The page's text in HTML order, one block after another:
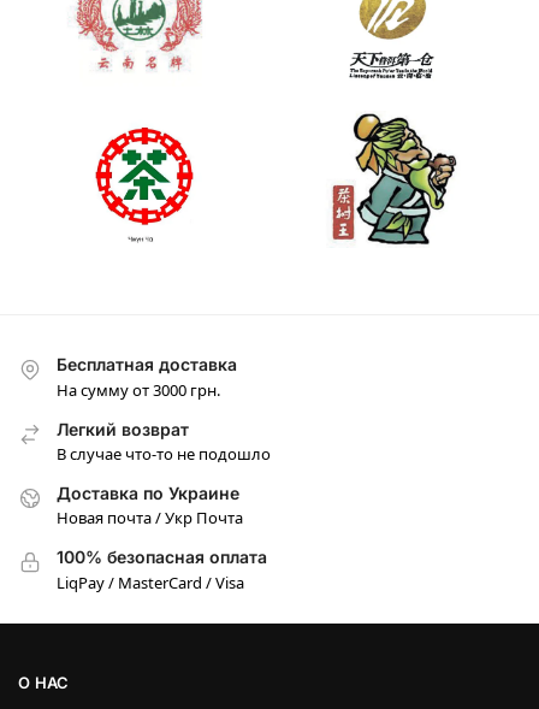
Бесплатная доставка
На сумму от 3000 грн.
Легкий возврат
В случае что-то не подошло
Доставка по Украине
Новая почта / Укр Почта
100% безопасная оплата
LiqPay / MasterCard / Visa
О НАС